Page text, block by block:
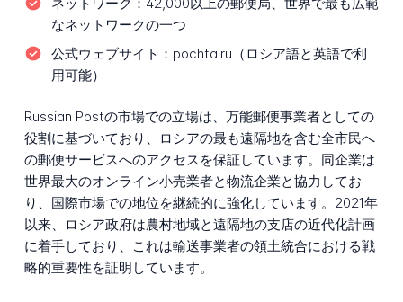
なネットワークの一つ
公式ウェブサイト： pochta.ru（ロシア語と英語で利
用可能）
Russian Postの市場での立場は、万能郵便事業者としての
役割に基づいており、ロシアの最も遠隔地を含む全市民へ
の郵便サービスへのアクセスを保証しています。同企業は
世界最大のオンライン小売業者と物流企業と協力してお
り、国際市場での地位を継続的に強化しています。2021年
以来、ロシア政府は農村地域と遠隔地の支店の近代化計画
に着手しており、これは輸送事業者の領土統合における戦
略的重要性を証明しています。